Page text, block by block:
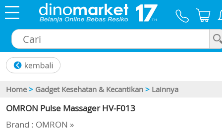
Home > Gadget Kesehatan & Kecantikan > Lainnya
OMRON Pulse Massager HV-F013
Brand : OMRON »